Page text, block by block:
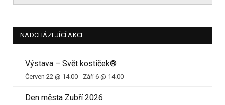
NADCHÁZEJÍCÍ AKCE
Výstava – Svět kostiček®
Červen 22 @ 14.00 - Září 6 @ 14.00
Den města Zubří 2026